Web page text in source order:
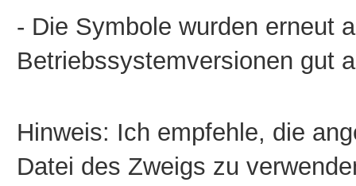
- Die Symbole wurden erneut
Betriebssystemversionen gut
Hinweis: Ich empfehle, die
Datei des Zweigs zu